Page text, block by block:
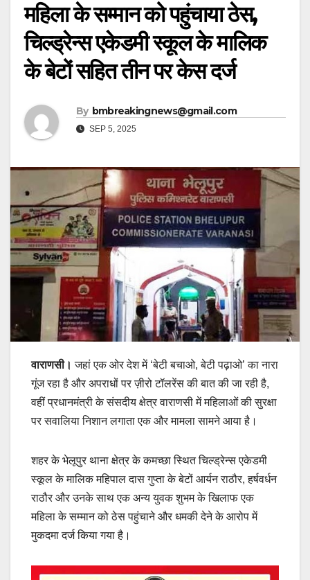
महिला के सम्मान को पहुंचाया ठेस,
चिल्ड्रेन्स एकेडमी स्कूल के मालिक
के बेटों सहित तीन पर केस दर्ज
By bmbreakingnews@gmail.com
SEP 5, 2025
वाराणसी। जहां एक ओर देश में ‘बेटी बचाओ, बेटी पढ़ाओ’ का नारा
गूंज रहा है और अपराधों पर ज़ीरो टॉलरेंस की बात की जा रही है,
वहीं प्रधानमंत्री के संसदीय क्षेत्र वाराणसी में महिलाओं की सुरक्षा
पर सवालिया निशान लगाता एक और मामला सामने आया है।
शहर के भेलूपुर थाना क्षेत्र के कमच्छा स्थित चिल्ड्रेन्स एकेडमी
स्कूल के मालिक महिपाल दास गुप्ता के बेटों आर्यन राठौर, हर्षवर्धन
राठौर और उनके साथ एक अन्य युवक शुभम के खिलाफ एक
महिला के सम्मान को ठेस पहुंचाने और धमकी देने के आरोप में
मुकदमा दर्ज किया गया है।